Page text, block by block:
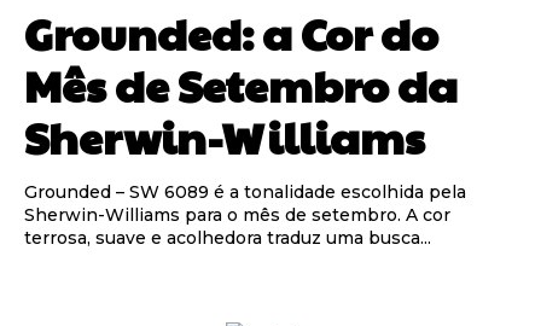
Grounded: a Cor do
Mês de Setembro da
Sherwin-Williams
Grounded – SW 6089 é a tonalidade escolhida pela
Sherwin-Williams para o mês de setembro. A cor
terrosa, suave e acolhedora traduz uma busca...